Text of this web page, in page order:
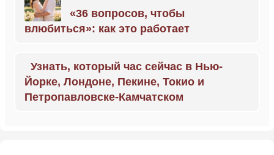
«36 вопросов, чтобы
влюбиться»: как это работает
Узнать, который час сейчас в Нью-
Йорке, Лондоне, Пекине, Токио и
Петропавловске-Камчатском